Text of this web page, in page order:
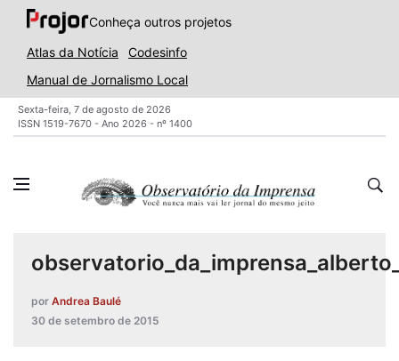
Conheça outros projetos
Atlas da Notícia
Codesinfo
Manual de Jornalismo Local
Sexta-feira, 7 de agosto de 2026
ISSN 1519-7670 - Ano 2026 - nº 1400
por Andrea Baulé
30 de setembro de 2015